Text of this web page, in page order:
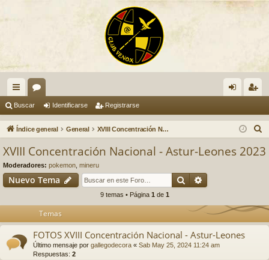
nl
ac
pi
or
os nti ist
Buscar Identificarse Registrarse
Índice general General XVIII Concentración Nacional - Astur-Leones 2023
s
XVIII Concentración Nacional - Astur-Leones 2023
Moderadores: pokemon mineru
Nuevo Tema Buscar
9 temas • Página 1 de 1
Temas
FOTOS XVIII Concentración Nacional - Astur-Leones
Último mensaje por gallegodecora « Sab May 25, 2024 11:24 am
Respuestas: 2